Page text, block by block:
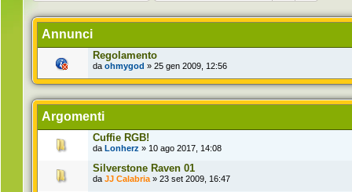
Annunci
Regolamento
da ohmygod » 25 gen 2009, 12:56
Argomenti
Cuffie RGB!
da Lonherz » 10 ago 2017, 14:08
Silverstone Raven 01
da JJ Calabria » 23 set 2009, 16:47